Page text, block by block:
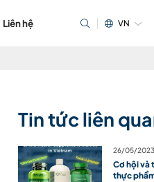
Liên hệ VN
Tin tức liên
26/05/2023
Cơ hội và
thực